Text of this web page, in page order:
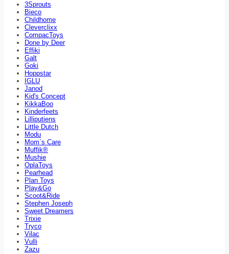
3Sprouts
Bieco
Childhome
Cleverclixx
CompacToys
Done by Deer
Effiki
Galt
Goki
Hoppstar
IGLU
Janod
Kid's Concept
KikkaBoo
Kinderfeets
Lilliputiens
Little Dutch
Modu
Mom`s Care
Muffik®
Mushie
OplaToys
Pearhead
Plan Toys
Play&Go
Scoot&Ride
Stephen Joseph
Sweet Dreamers
Trixie
Tryco
Vilac
Vulli
Zazu